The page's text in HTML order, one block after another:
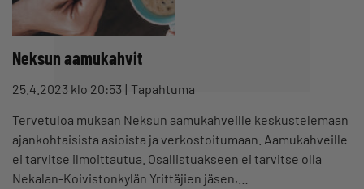
Neksun aamukahvit
25.4.2023 klo 20:53
Tapahtuma
Tervetuloa mukaan Neksun aamukahveille keskustelemaan
ajankohtaisista asioista ja verkostoitumaan. Aamukahveille
ei tarvitse ilmoittautua. Osallistuakseen ei tarvitse olla
Nekalan-Koivistonkylän Yrittäjien jäsen,…